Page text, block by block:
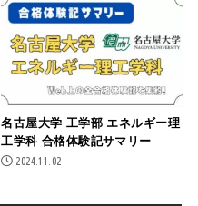
名古屋大学 工学部 エネルギー理
工学科 合格体験記サマリー
2024.11.02